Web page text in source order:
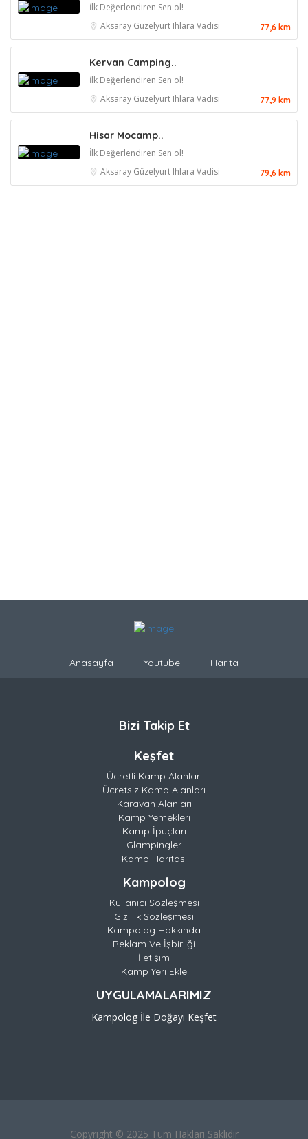
İlk Değerlendiren Sen ol!
Aksaray Güzelyurt Ihlara Vadisi 77,6 km
Kervan Camping..
İlk Değerlendiren Sen ol!
Aksaray Güzelyurt Ihlara Vadisi 77,9 km
Hisar Mocamp..
İlk Değerlendiren Sen ol!
Aksaray Güzelyurt Ihlara Vadisi 79,6 km
Anasayfa Youtube Harita
Bizi Takip Et
Keşfet
Ücretli Kamp Alanları
Ücretsiz Kamp Alanları
Karavan Alanları
Kamp Yemekleri
Kamp İpuçları
Glampingler
Kamp Haritası
Kampolog
Kullanıcı Sözleşmesi
Gizlilik Sözleşmesi
Kampolog Hakkında
Reklam Ve İşbirliği
İletişim
Kamp Yeri Ekle
UYGULAMALARIMIZ
Kampolog İle Doğayı Keşfet
Copyright © 2025 Tüm Hakları Saklıdır